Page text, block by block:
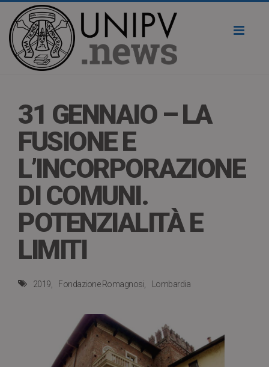
31 GENNAIO – LA
FUSIONE E
L’INCORPORAZIONE
DI COMUNI.
POTENZIALITÀ E
LIMITI
2019 Fondazione Romagnosi Lombardia